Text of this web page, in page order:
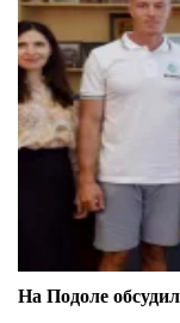
На Подоле